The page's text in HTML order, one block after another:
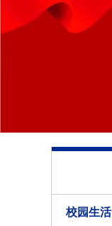
校园生活